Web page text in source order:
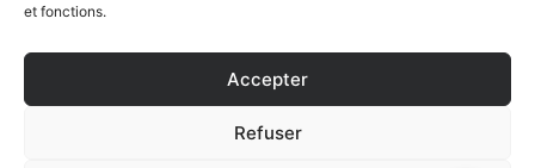
et fonctions.
Accepter
Refuser
SERVICES NOUS SUIVRE